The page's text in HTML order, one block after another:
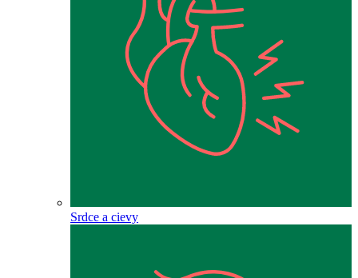
Srdce a cievy